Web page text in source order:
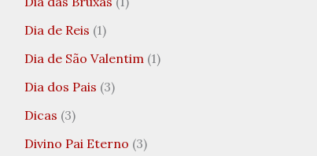
Dia de Reis (1)
Dia de São Valentim (1)
Dia dos Pais (3)
Dicas (3)
Divino Pai Eterno (3)